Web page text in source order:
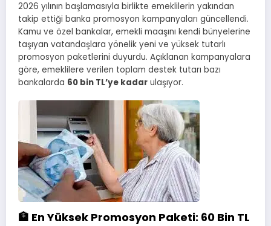
2026 yılının başlamasıyla birlikte emeklilerin yakından
takip ettiği banka promosyon kampanyaları güncellendi.
Kamu ve özel bankalar, emekli maaşını kendi bünyelerine
taşıyan vatandaşlara yönelik yeni ve yüksek tutarlı
promosyon paketlerini duyurdu. Açıklanan kampanyalara
göre, emeklilere verilen toplam destek tutarı bazı
bankalarda 60 bin TL’ye kadar ulaşıyor.
🏦 En Yüksek Promosyon Paketi: 60 Bin TL